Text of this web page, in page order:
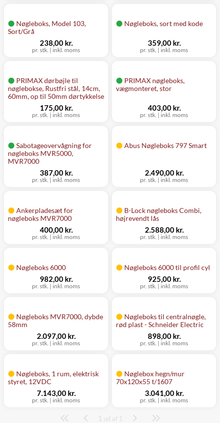
Nøgleboks, Model 103,
Sort/Grå
pr. stk. | inkl. moms
238,00 kr.
Nøgleboks, sort med kode
pr. stk. | inkl. moms
359,00 kr.
PRIMAX dørbøjle til
nøglebokse, Rustfri stål, 14cm,
60mm, op til 50mm dørtykkelse
pr. stk. | inkl. moms
175,00 kr.
PRIMAX nøgleboks,
vægmonteret, stor
pr. stk. | inkl. moms
403,00 kr.
Sabotageovervågning for
nøgleboks MVR5000,
MVR7000
pr. stk. | inkl. moms
387,00 kr.
Abus Nøgleboks 797 Smart
pr. stk. | inkl. moms
2.490,00 kr.
Ankerpladesæt for
nøgleboks MVR7000
pr. stk. | inkl. moms
400,00 kr.
B-Lock nøgleboks Combi,
højrevendt lås
pr. stk. | inkl. moms
2.588,00 kr.
Nøgleboks 6000
pr. stk. | inkl. moms
982,00 kr.
Nøgleboks 6000 til profil cyl
pr. stk. | inkl. moms
925,00 kr.
Nøgleboks MVR7000, dybde
58mm
pr. stk. | inkl. moms
2.097,00 kr.
Nøgleboks til centralnøgle,
rød plast - Schneider Electric
pr. stk. | inkl. moms
898,00 kr.
Nøgleboks, 1 rum, elektrisk
styret, 12VDC
pr. stk. | inkl. moms
7.143,00 kr.
Nøglebox hegn/mur
70x120x55 t/1607
pr. stk. | inkl. moms
3.041,00 kr.
Side
1 ud af 1